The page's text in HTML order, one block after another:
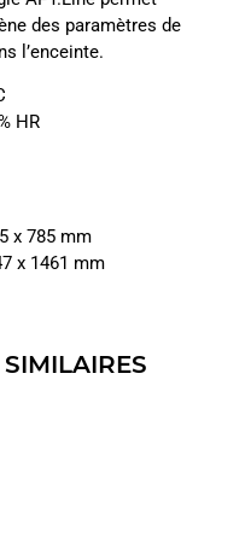
des paramètres de
l’enceinte.
HR
x 785 mm
x 1461 mm